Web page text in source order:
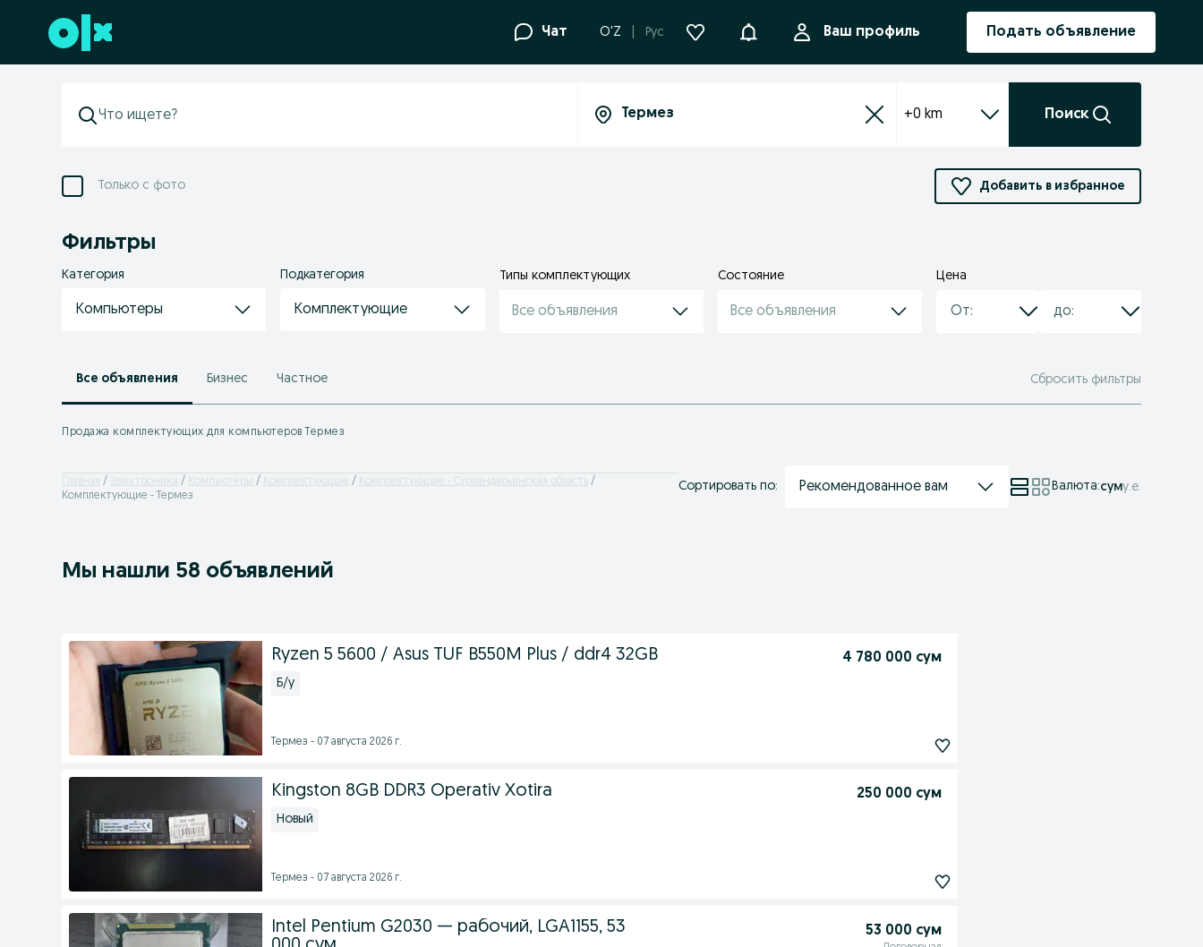
Перейти к нижнему колонтитулу Чат O'Z Рус УведомленияВаш профиль Подать объявление
+0 km Поиск
Только с фото Добавить в избранное
Фильтры
Категория
Компьютеры
Подкатегория
Комплектующие
Типы комплектующих
Все объявления
Состояние
Все объявления
Цена
Все объявления Бизнес Частное Сбросить фильтры
Продажа комплектующих для компьютеров Термез
Главная Электроника Компьютеры Комплектующие
Комплектующие - Сурхандарьинская область
Комплектующие - Термез
Сортировать по: Рекомендованное вам Валюта:суму.е.
Мы нашли 58 объявлений
Ryzen 5 5600 / Asus TUF B550M Plus / ddr4 32GB 4 780 000 сум
Б/у
Термез - 07 августа 2026 г.
Kingston 8GB DDR3 Operativ Xotira 250 000 сум
Новый
Термез - 07 августа 2026 г.
Intel Pentium G2030 — рабочий, LGA1155, 53
53 000 сум